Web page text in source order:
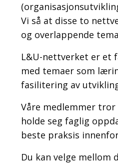
Vi så at disse to
og overlappende
L&U-nettverket er et
med temaer som
fasilitering av
Våre medlemmer
holde seg faglig
beste praksis
Du kan velge